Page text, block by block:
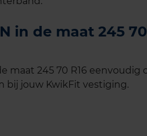
in de maat 245
maat 245 70 R16 eenvoudig
bij jouw KwikFit vestiging.